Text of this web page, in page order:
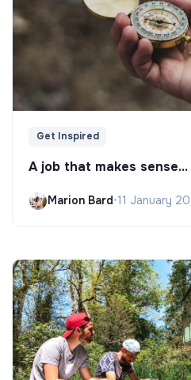
Get Inspired
A job that makes
Marion Bard•11 January